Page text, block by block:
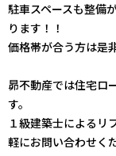
駐車スペースも整備
ります！！
価格帯が合う方は是
昴不動産では住宅ロ
す。
１級建築士によるリ
軽にお問い合わせく